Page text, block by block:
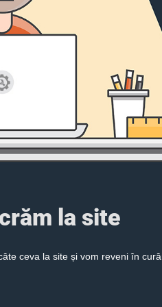
la site
ceva la site și vom reveni în